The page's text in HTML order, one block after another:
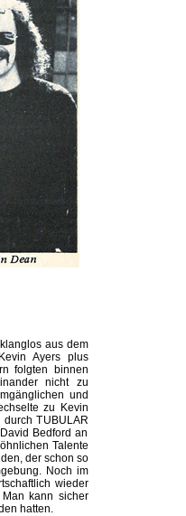
aus dem
Ayers plus
folgten binnen
nicht zu
und
zu Kevin
TUBULAR
Bedford an
Talente
der schon so
Noch im
wieder
kann sicher
hatten.